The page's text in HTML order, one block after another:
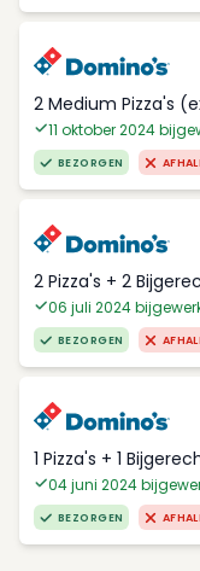
2 Medium Pizza's
11 oktober 2024
BEZORGEN
2 Pizza's + 2
06 juli 2024
BEZORGEN
1 Pizza's + 1
04 juni 2024
BEZORGEN